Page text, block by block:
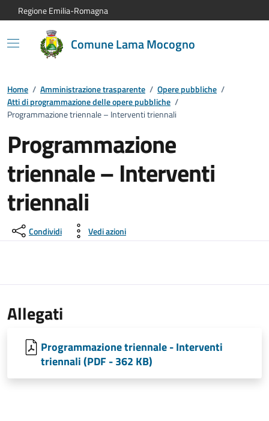
Vai al contenuto principale
Vai alla navigazione del sito
Vai al piede di pagina
Regione Emilia-Romagna
Comune Lama Mocogno
Home / Amministrazione trasparente / Opere pubbliche /
Atti di programmazione delle opere pubbliche /
Programmazione triennale – Interventi triennali
Programmazione
triennale – Interventi
triennali
Condividi Vedi azioni
Allegati
Programmazione triennale - Interventi
triennali (PDF - 362 KB)